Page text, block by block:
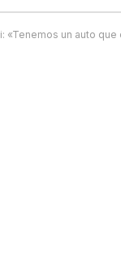
«Tenemos un auto